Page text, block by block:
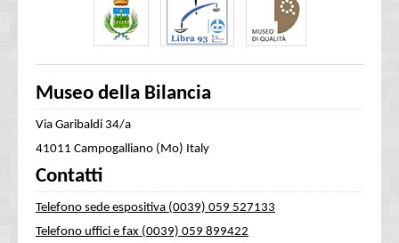
Museo della Bilancia
Via Garibaldi 34/a
41011 Campogalliano (Mo) Italy
Contatti
Telefono sede espositiva (0039) 059 527133
Telefono uffici e fax (0039) 059 899422